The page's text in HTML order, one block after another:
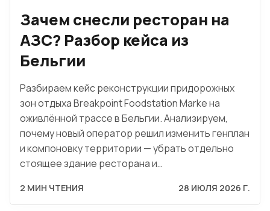
Зачем снесли ресторан на
АЗС? Разбор кейса из
Бельгии
Разбираем кейс реконструкции придорожных
зон отдыха Breakpoint Foodstation Marke на
оживлённой трассе в Бельгии. Анализируем,
почему новый оператор решил изменить генплан
и компоновку территории — убрать отдельно
стоящее здание ресторана и…
2 МИН ЧТЕНИЯ 28 ИЮЛЯ 2026 Г.